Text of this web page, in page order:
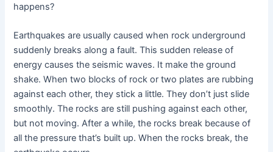
happens?
Earthquakes are usually caused when rock underground
suddenly breaks along a fault. This sudden release of
energy causes the seismic waves. It make the ground
shake. When two blocks of rock or two plates are rubbing
against each other, they stick a little. They don’t just slide
smoothly. The rocks are still pushing against each other,
but not moving. After a while, the rocks break because of
all the pressure that’s built up. When the rocks break, the